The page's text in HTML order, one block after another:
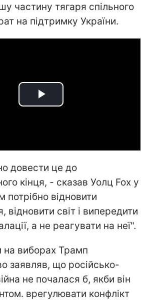
частину тягаря спільного
на підтримку України.
Play
довести це до
кінця, - сказав Уолц Fox у
потрібно відновити
відновити світ і випередити
а не реагувати на неї".
виборах Трамп
заявляв, що російсько-
не почалася б, якби він
врегулювати конфлікт